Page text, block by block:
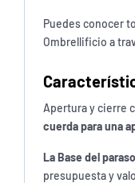
Puedes conocer
Ombrellificio a
Apertura y cierre
cuerda para una
La Base del
presupuesta y